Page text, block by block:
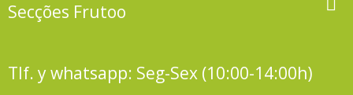
Secções Frutoo
Tlf. y whatsapp: Seg-Sex (10:00-14:00h)